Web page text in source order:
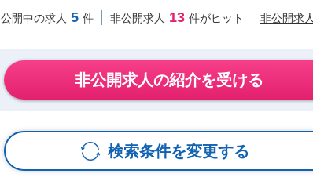
公開中の求人 5 件 非公開求人 13 件がヒット 非公開求
非公開求人の紹介を受ける
検索条件を変更する